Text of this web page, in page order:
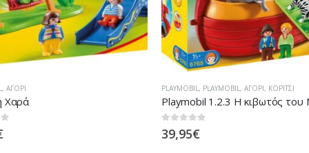
, PLAYMOBIL PLAYMOBIL , ΑΓΌΡΙ
Βαλιτσάκι Μίνι Μάρκετ 9123
0out of 5
25,95€